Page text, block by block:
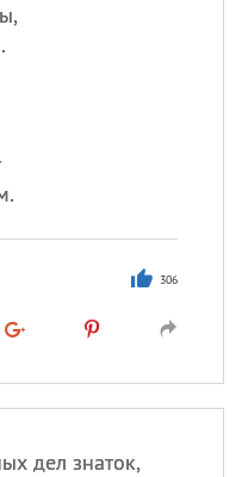
306
дел знаток,